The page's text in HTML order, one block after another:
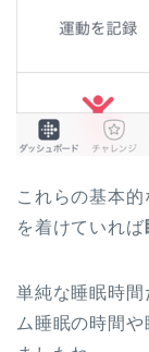
これらの基本
を着けていれば
単純な睡眠時間
ム睡眠の時間